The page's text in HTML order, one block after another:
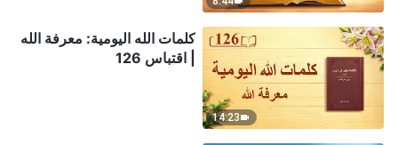
14:23
كلمات الله اليومية: معرفة الله
| اقتباس 126